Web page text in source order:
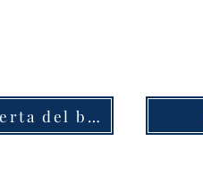
Cubierta del botón